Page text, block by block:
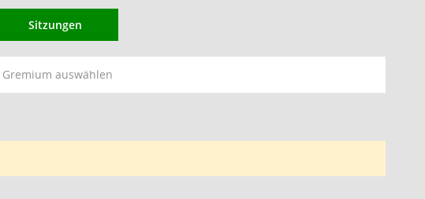
Sitzungen
Gremium auswählen